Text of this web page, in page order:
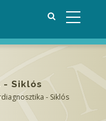
- Siklós
- Siklós